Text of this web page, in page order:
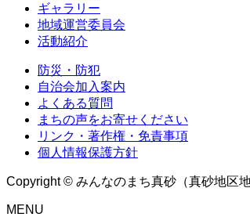
ギャラリー
地域運営委員会
活動紹介
防災・防犯
自治会加入案内
よくある質問
まちの声をお寄せください
リンク・著作権・免責事項
個人情報保護方針
Copyright © みんなのまち真砂（真砂地区
MENU